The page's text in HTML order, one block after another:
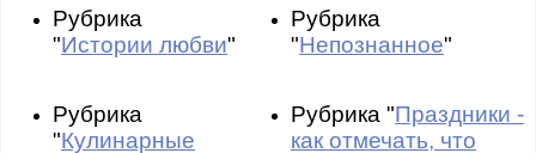
Рубрика
"Истории любви"
Рубрика
"Непознанное"
Рубрика
"Кулинарные
Рубрика "Праздники -
как отмечать, что